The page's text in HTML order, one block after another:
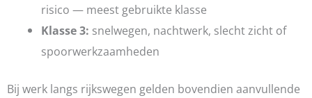
risico — meest gebruikte klasse
Klasse 3: snelwegen, nachtwerk, slecht zicht of
spoorwerkzaamheden
Bij werk langs rijkswegen gelden bovendien aanvullende